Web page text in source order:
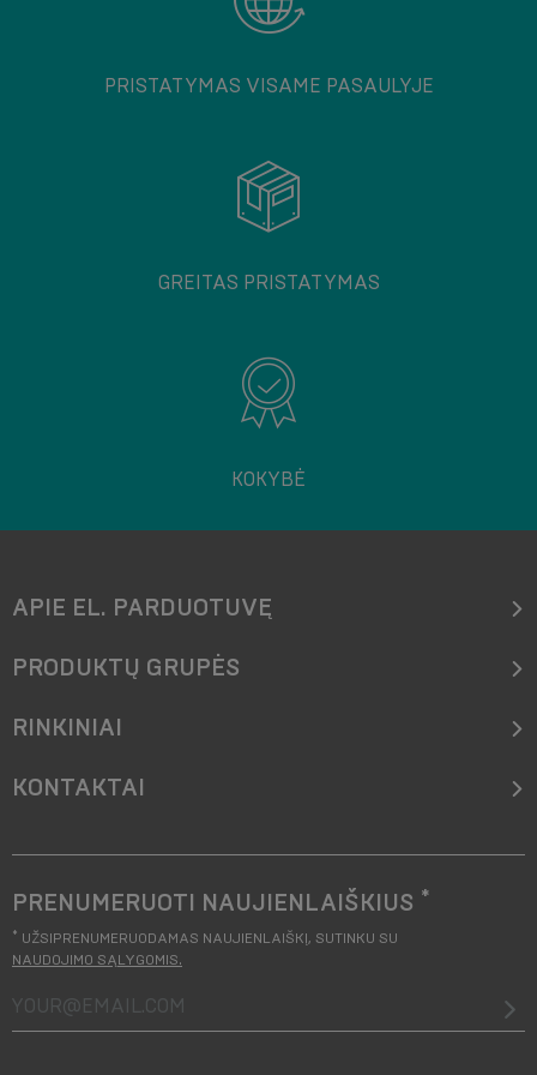
PRISTATYMAS VISAME PASAULYJE
GREITAS PRISTATYMAS
KOKYBĖ
APIE EL. PARDUOTUVĘ
PRODUKTŲ GRUPĖS
RINKINIAI
KONTAKTAI
PRENUMERUOTI NAUJIENLAIŠKIUS *
* UŽSIPRENUMERUODAMAS NAUJIENLAIŠKĮ, SUTINKU SU
NAUDOJIMO SĄLYGOMIS.
your@email.com